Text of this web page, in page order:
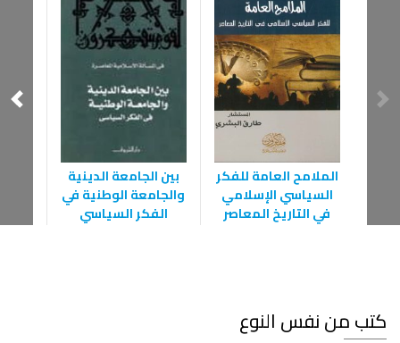
الملامح العامة للفكر
السياسي الإسلامي
في التاريخ المعاصر
بين الجامعة الدينية
والجامعة الوطنية في
الفكر السياسي
كتب من نفس النوع